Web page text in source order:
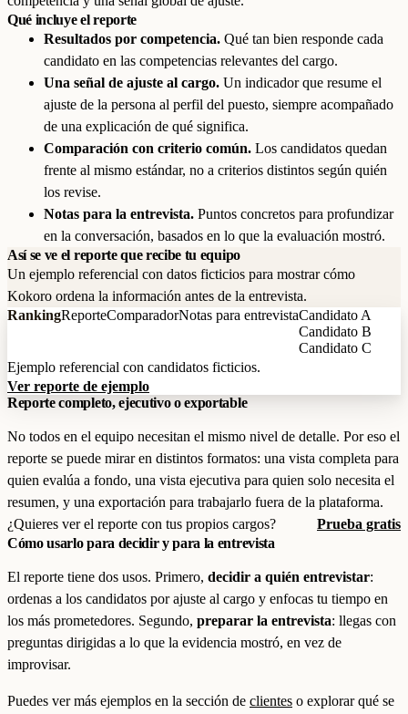
Qué incluye el reporte
Resultados por competencia. Qué tan bien responde cada
candidato en las competencias relevantes del cargo.
Una señal de ajuste al cargo. Un indicador que resume el
ajuste de la persona al perfil del puesto, siempre acompañado
de una explicación de qué significa.
Comparación con criterio común. Los candidatos quedan
frente al mismo estándar, no a criterios distintos según quién
los revise.
Notas para la entrevista. Puntos concretos para profundizar
en la conversación, basados en lo que la evaluación mostró.
Así se ve el reporte que recibe tu equipo
Un ejemplo referencial con datos ficticios para mostrar cómo
Kokoro ordena la información antes de la entrevista.
RankingReporteComparadorNotas para entrevistaCandidato A
Candidato B
Candidato C
Ejemplo referencial con candidatos ficticios.
Ver reporte de ejemplo
Reporte completo, ejecutivo o exportable
No todos en el equipo necesitan el mismo nivel de detalle. Por eso el
reporte se puede mirar en distintos formatos: una vista completa para
quien evalúa a fondo, una vista ejecutiva para quien solo necesita el
resumen, y una exportación para trabajarlo fuera de la plataforma.
¿Quieres ver el reporte con tus propios cargos?
Prueba gratis
Cómo usarlo para decidir y para la entrevista
El reporte tiene dos usos. Primero, decidir a quién entrevistar:
ordenas a los candidatos por ajuste al cargo y enfocas tu tiempo en
los más prometedores. Segundo, preparar la entrevista: llegas con
preguntas dirigidas a lo que la evidencia mostró, en vez de
improvisar.
Puedes ver más ejemplos en la sección de clientes o explorar qué se